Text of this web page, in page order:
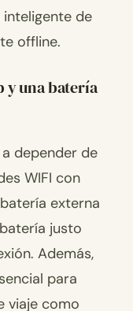
inteligente de
offline.
y una batería
depender de
WIFI con
externa
justo
Además,
para
viaje como